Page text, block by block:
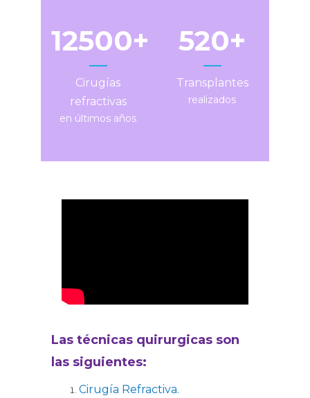
12500
Cirugías
refractivas
en últimos años
520
Transplantes
realizados
Las técnicas quirurgicas son
las siguientes:
Cirugía Refractiva.